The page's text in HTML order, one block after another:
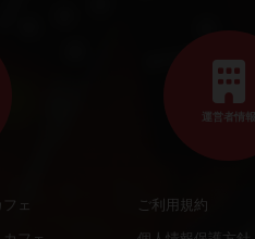
ェ
運営者情報
ご利用規約